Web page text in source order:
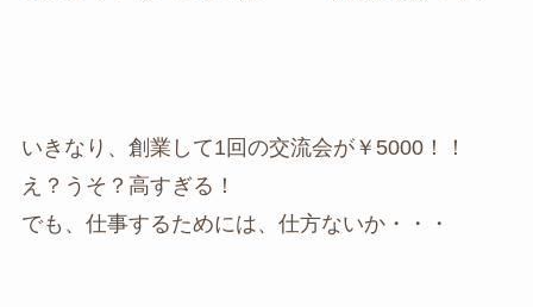
いきなり、創業して1回の交流会が￥5000！！
え？うそ？高すぎる！
でも、仕事するためには、仕方ないか・・・